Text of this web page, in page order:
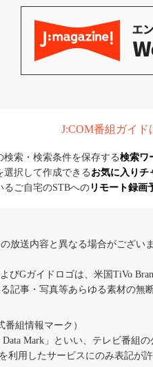
J:COM番組ガイド
検索・検索条件を保存する検索ワ
選択して作成できる お気に入りチ
るご自宅のSTBへの リモート録画
放送内容と異なる場合がございま
びGガイドロゴは、米国TiVo
記事・写真等あらゆる素材の無
番組情報マーク）
Mark」といい、テレビ番組
利用したサービスにのみ表記が